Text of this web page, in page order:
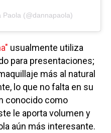
Paola (@dannapaola)
usualmente utiliza
para presentaciones;
más al natural
lo que no falta en su
conocido como
le aporta volumen y
aún más interesante.